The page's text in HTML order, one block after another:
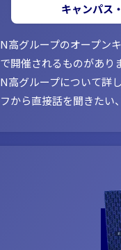
キャンパス
N高グループのオープン
で開催されるものがあり
N高グループについて詳
フから直接話を聞きたい